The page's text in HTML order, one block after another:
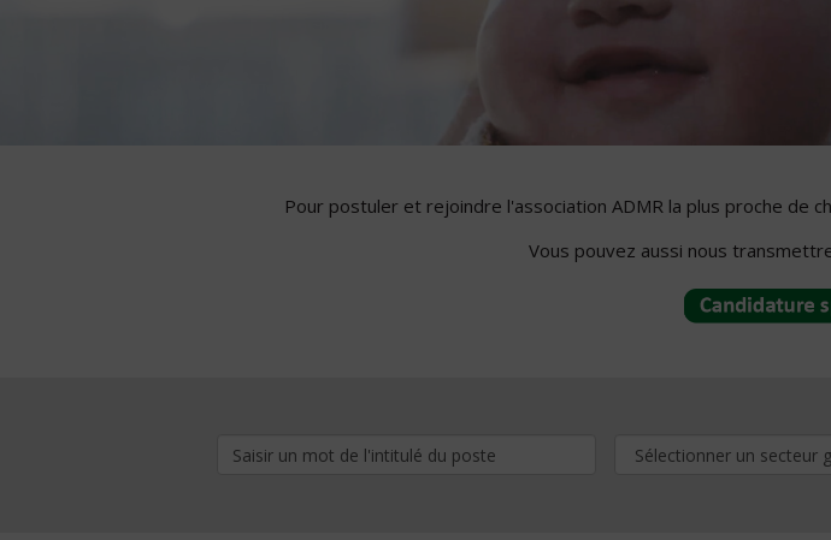
Pour postuler et rejoindre l'association ADMR la plus proche de
Vous pouvez aussi nous